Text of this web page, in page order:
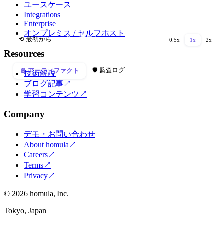
⟲ 最初から ⏸ 一時停止 0.5x 1x 2x
📄アーティファクト 🛡 監査ログ
ユースケース
Integrations
Enterprise
オンプレミス / セルフホスト
Resources
技術解説
ブログ記事↗
学習コンテンツ ↗
Company
デモ・お問い合わせ
About homula ↗
Careers↗
Terms↗
Privacy↗
© 2026 homula, Inc.
Tokyo, Japan